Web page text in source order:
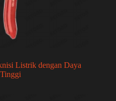
Listrik dengan Daya